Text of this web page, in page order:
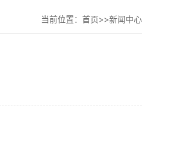
当前位置： 首页>>新闻中心